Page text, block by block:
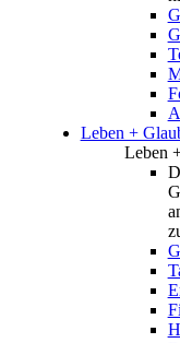
Leben +
Leben